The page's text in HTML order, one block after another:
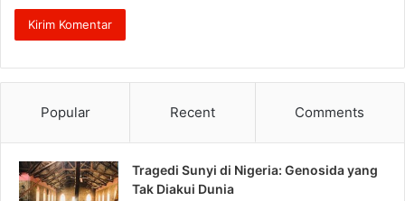
Popular Recent Comments
Tragedi Sunyi di Nigeria: Genosida yang
Tak Diakui Dunia